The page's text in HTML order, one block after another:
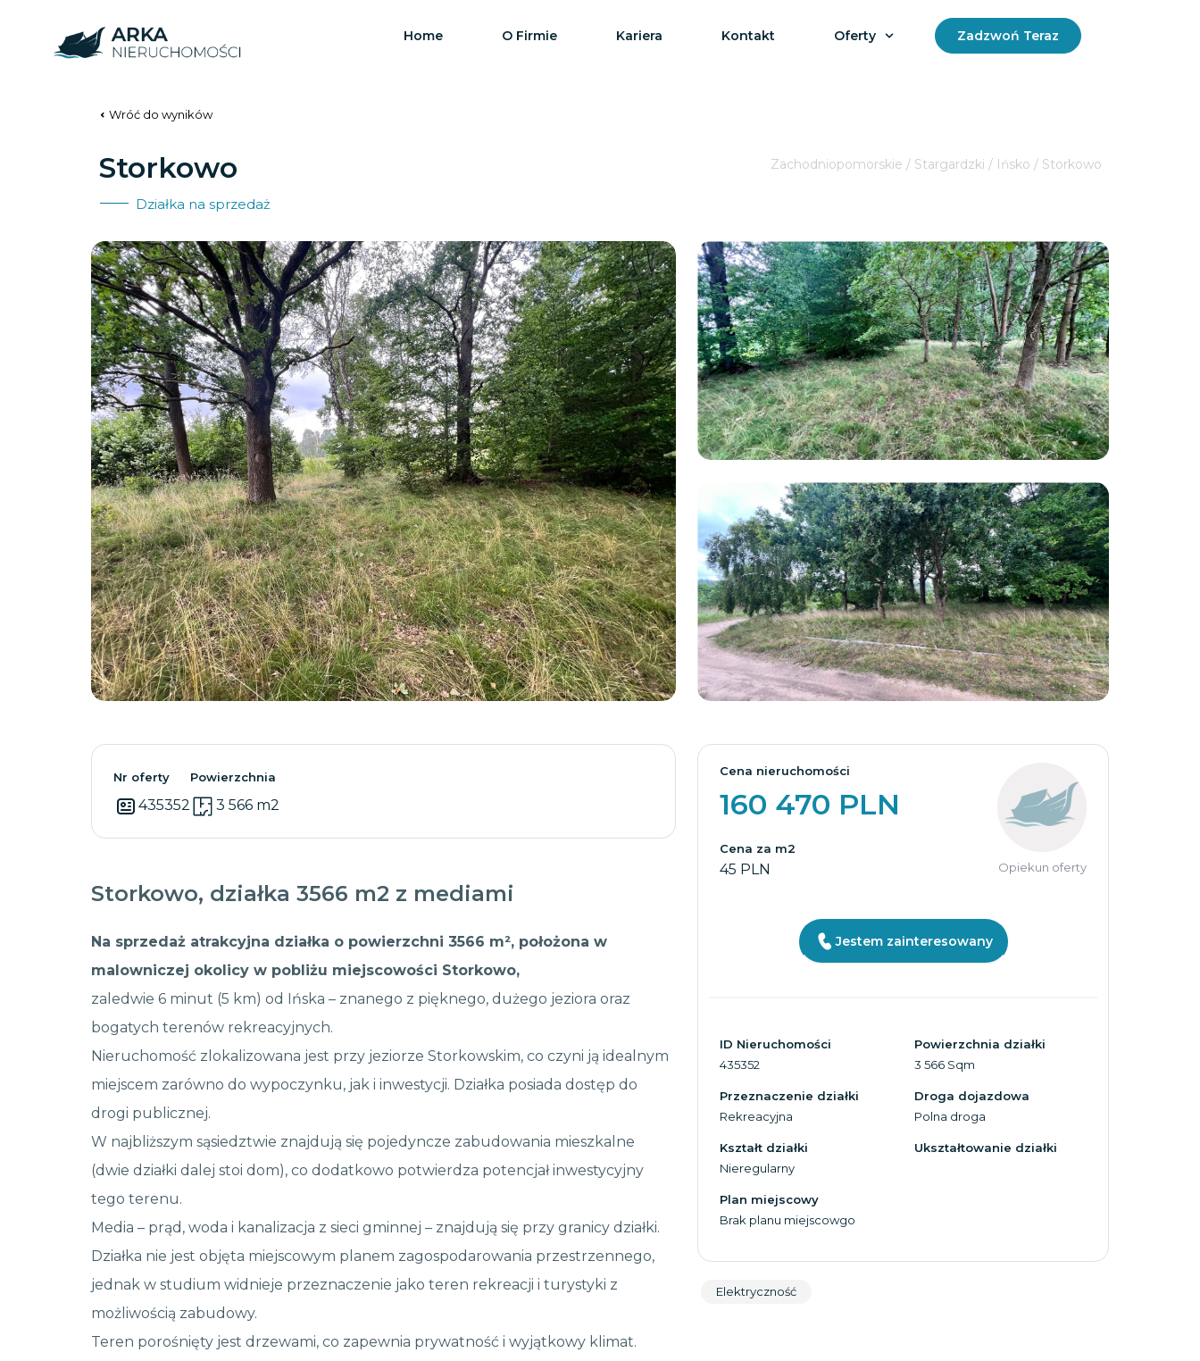
Home O Firmie Kariera Kontakt Oferty Zadzwoń Teraz
Wróć do wyników
Storkowo
Działka na sprzedaż
Zachodniopomorskie / Stargardzki / Ińsko / Storkowo
Zobacz wszystkie
Nr oferty
435352
Powierzchnia
3 566 m2
Storkowo, działka 3566 m2 z mediami
Na sprzedaż atrakcyjna działka o powierzchni 3566 m², położona w
malowniczej okolicy w pobliżu miejscowości Storkowo,
zaledwie 6 minut (5 km) od Ińska – znanego z pięknego, dużego jeziora oraz
bogatych terenów rekreacyjnych.
Nieruchomość zlokalizowana jest przy jeziorze Storkowskim, co czyni ją idealnym
miejscem zarówno do wypoczynku, jak i inwestycji. Działka posiada dostęp do
drogi publicznej.
W najbliższym sąsiedztwie znajdują się pojedyncze zabudowania mieszkalne
(dwie działki dalej stoi dom), co dodatkowo potwierdza potencjał inwestycyjny
tego terenu.
Media – prąd, woda i kanalizacja z sieci gminnej – znajdują się przy granicy działki.
Działka nie jest objęta miejscowym planem zagospodarowania przestrzennego,
jednak w studium widnieje przeznaczenie jako teren rekreacji i turystyki z
możliwością zabudowy.
Teren porośnięty jest drzewami, co zapewnia prywatność i wyjątkowy klimat.
Cena nieruchomości
160 470 PLN
Cena za m2
45 PLN Opiekun oferty
Jestem zainteresowany
ID Nieruchomości
435352
Powierzchnia działki
3 566 Sqm
Przeznaczenie działki
Rekreacyjna
Droga dojazdowa
Polna droga
Kształt działki
Nieregularny
Ukształtowanie działki
Plan miejscowy
Brak planu miejscowgo
Elektryczność